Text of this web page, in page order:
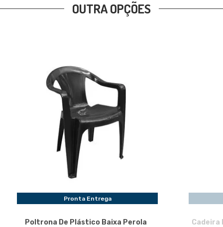
OUTRA OPÇÕES
Pronta Entrega
Poltrona De Plástico Baixa Perola